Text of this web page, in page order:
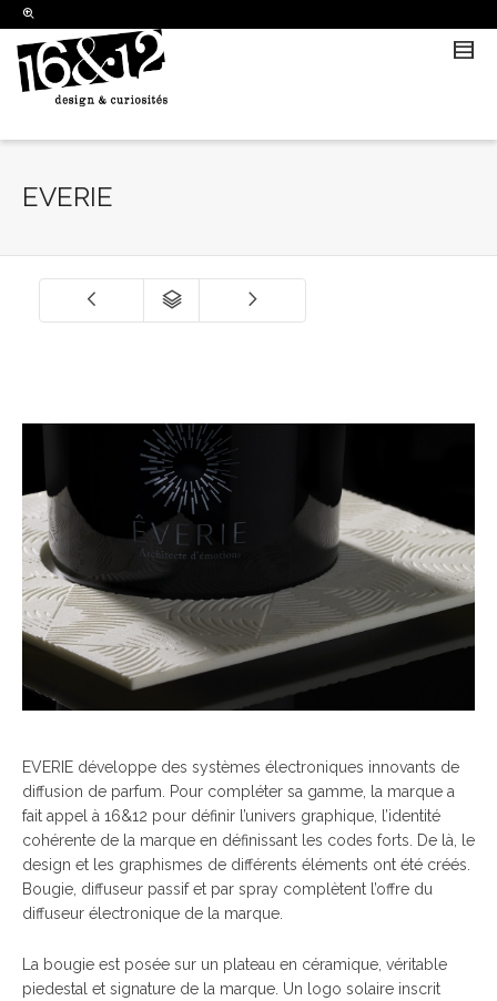
I'm looking forproductin a sizesize.
Show me the
EVERIE
EVERIE développe des systèmes électroniques innovants de
diffusion de parfum. Pour compléter sa gamme, la marque a
fait appel à 16&12 pour définir l’univers graphique, l’identité
cohérente de la marque en définissant les codes forts. De là, le
design et les graphismes de différents éléments ont été créés.
Bougie, diffuseur passif et par spray complètent l’offre du
diffuseur électronique de la marque.
La bougie est posée sur un plateau en céramique, véritable
piedestal et signature de la marque. Un logo solaire inscrit